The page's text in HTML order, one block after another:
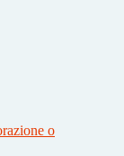
o